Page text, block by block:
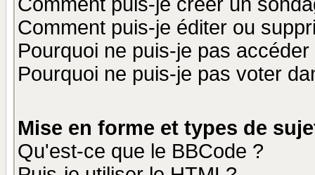
Comment puis-je éditer ou
Pourquoi ne puis-je pas
Pourquoi ne puis-je pas voter
Mise en forme et types de
Qu'est-ce que le BBCode ?